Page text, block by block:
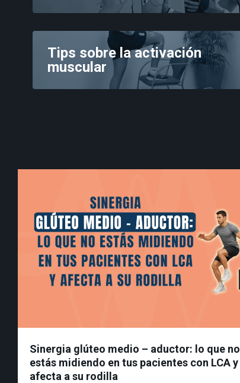
Tips sobre la activación
muscular
Sinergia glúteo medio – aductor: lo que no
estás midiendo en tus pacientes con LCA y
afecta a su rodilla